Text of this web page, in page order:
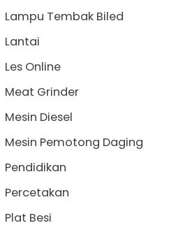
Lampu Tembak Biled
Lantai
Les Online
Meat Grinder
Mesin Diesel
Mesin Pemotong Daging
Pendidikan
Percetakan
Plat Besi